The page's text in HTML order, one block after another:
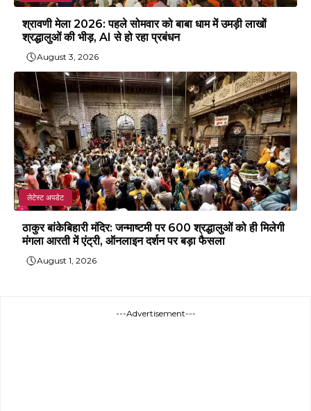
श्रावणी मेला 2026: पहले सोमवार को बाबा धाम में उमड़ी लाखों
श्रद्धालुओं की भीड़, AI से हो रहा प्रबंधन
August 3, 2026
लेटेस्ट अपडेट
ठाकुर बांकेबिहारी मंदिर: जन्माष्टमी पर 600 श्रद्धालुओं को ही मिलेगी
मंगला आरती में एंट्री, ऑनलाइन दर्शन पर बड़ा फैसला
August 1, 2026
---Advertisement---